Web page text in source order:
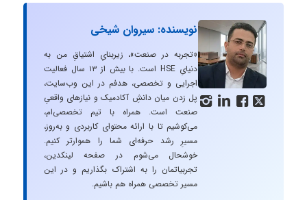
   
نویسنده: سیروان شیخی
«تجربه در صنعت»، زیربنایِ اشتیاقِ من به
دنیایِ HSE است. با بیش از ۱۳ سال فعالیت
اجرایی و تخصصی، هدفم در این وب‌سایت،
پل زدن میان دانشِ آکادمیک و نیازهای واقعیِ
صنعت است. همراه با تیم تخصصی‌ام،
می‌کوشیم تا با ارائه محتوای کاربردی و به‌روز،
مسیرِ رشد حرفه‌ای شما را هموارتر کنیم.
خوشحال می‌شوم در صفحه لینکدین،
تجربیاتمان را به اشتراک بگذاریم و در این
مسیر تخصصی همراه هم باشیم.